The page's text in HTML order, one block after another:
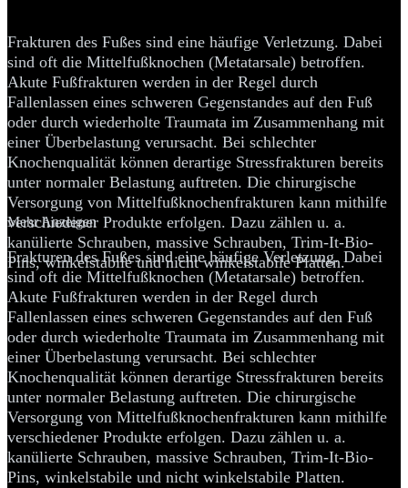
Frakturen des Fußes sind eine häufige Verletzung. Dabei
sind oft die Mittelfußknochen (Metatarsale) betroffen.
Akute Fußfrakturen werden in der Regel durch
Fallenlassen eines schweren Gegenstandes auf den Fuß
oder durch wiederholte Traumata im Zusammenhang mit
einer Überbelastung verursacht. Bei schlechter
Knochenqualität können derartige Stressfrakturen bereits
unter normaler Belastung auftreten. Die chirurgische
Versorgung von Mittelfußknochenfrakturen kann mithilfe
verschiedener Produkte erfolgen. Dazu zählen u. a.
kanülierte Schrauben, massive Schrauben, Trim-It-Bio-
Pins, winkelstabile und nicht winkelstabile Platten.
Mehr Anzeigen
Frakturen des Fußes sind eine häufige Verletzung. Dabei
sind oft die Mittelfußknochen (Metatarsale) betroffen.
Akute Fußfrakturen werden in der Regel durch
Fallenlassen eines schweren Gegenstandes auf den Fuß
oder durch wiederholte Traumata im Zusammenhang mit
einer Überbelastung verursacht. Bei schlechter
Knochenqualität können derartige Stressfrakturen bereits
unter normaler Belastung auftreten. Die chirurgische
Versorgung von Mittelfußknochenfrakturen kann mithilfe
verschiedener Produkte erfolgen. Dazu zählen u. a.
kanülierte Schrauben, massive Schrauben, Trim-It-Bio-
Pins, winkelstabile und nicht winkelstabile Platten.